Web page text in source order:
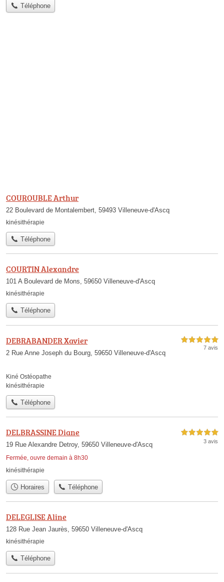
Téléphone
COUROUBLE Arthur
22 Boulevard de Montalembert, 59493 Villeneuve-d'Ascq
kinésithérapie
Téléphone
COURTIN Alexandre
101 A Boulevard de Mons, 59650 Villeneuve-d'Ascq
kinésithérapie
Téléphone
DEBRABANDER Xavier
2 Rue Anne Joseph du Bourg, 59650 Villeneuve-d'Ascq
5,0 étoiles sur 5
7 avis
Kiné Ostéopathe
kinésithérapie
Téléphone
DELBRASSINE Diane
19 Rue Alexandre Detroy, 59650 Villeneuve-d'Ascq
Fermée, ouvre demain à 8h30
5,0 étoiles sur 5
3 avis
kinésithérapie
Horaires Téléphone
DELEGLISE Aline
128 Rue Jean Jaurès, 59650 Villeneuve-d'Ascq
kinésithérapie
Téléphone